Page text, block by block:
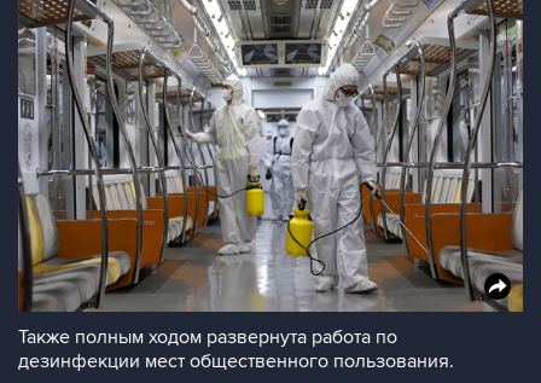
Также полным ходом развернута работа по
дезинфекции мест общественного пользования.